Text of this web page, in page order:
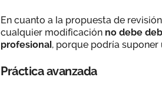
En cuanto a la propuesta de
cualquier modificación no debe
profesional, porque podría suponer
Práctica avanzada